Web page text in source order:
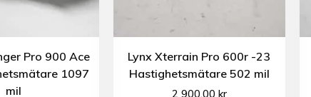
Pro 900 Ace
1097
mil
Lynx Xterrain Pro 600r -23
Hastighetsmätare 502 mil
2 900.00 kr